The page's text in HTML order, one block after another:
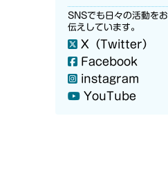
SNSでも日々の活動をお
伝えしています。
X（Twitter）
Facebook
instagram
YouTube